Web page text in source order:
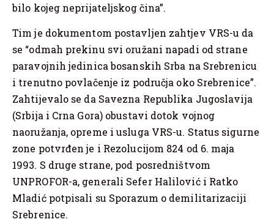
bilo kojeg neprijateljskog čina”.
Tim je dokumentom postavljen zahtjev VRS-u da
se “odmah prekinu svi oružani napadi od strane
paravojnih jedinica bosanskih Srba na Srebrenicu
i trenutno povlačenje iz područja oko Srebrenice”.
Zahtijevalo se da Savezna Republika Jugoslavija
(Srbija i Crna Gora) obustavi dotok vojnog
naoružanja, opreme i usluga VRS-u. Status sigurne
zone potvrđen je i Rezolucijom 824 od 6. maja
1993. S druge strane, pod posredništvom
UNPROFOR-a, generali Sefer Halilović i Ratko
Mladić potpisali su Sporazum o demilitarizaciji
Srebrenice.